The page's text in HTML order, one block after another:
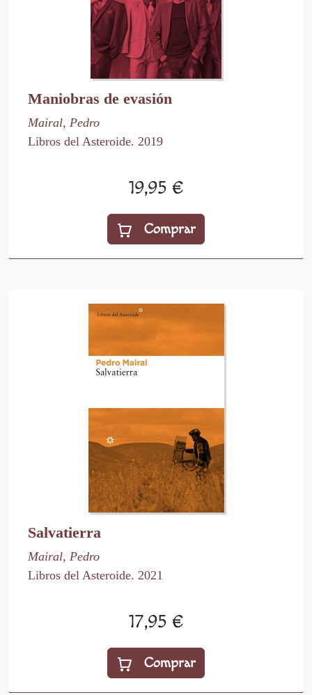
Maniobras de evasión
Mairal, Pedro
Libros del Asteroide. 2019
19,95 €
Comprar
Salvatierra
Mairal, Pedro
Libros del Asteroide. 2021
17,95 €
Comprar